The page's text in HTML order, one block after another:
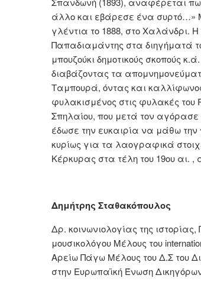
άλλο και εβάρεσε ένα συρτό…»
γλέντια το 1888, στο Χαλάνδρι.
Παπαδιαμάντης στα διηγήματά
μπουζούκι δημοτικούς σκοπούς
διαβάζοντας τα
Ταμπουρά, όντας και
φυλακισμένος στις φυλακές του
Σπηλαίου, που μετά τον αγόρασε
έδωσε την ευκαιρία να μάθω
κυρίως για τα λαογραφικά
Κέρκυρας στα τέλη του 19ου αι. ,
Δημήτρης Σταθακόπουλος
Δρ. κοινωνιολογίας της
μουσικολόγου Μέλους του
Αρείω Πάγω Μέλους του Δ.Σ του
στην Ευρωπαϊκή Ένωση